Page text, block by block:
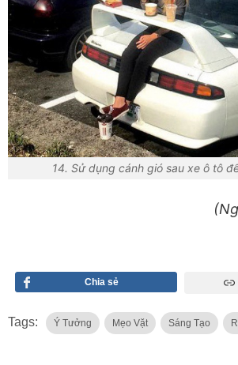
14. Sử dụng cánh gió sau xe ô tô
Chia sẻ
Tags: Ý Tưởng Mẹo Vặt Sáng Tạo